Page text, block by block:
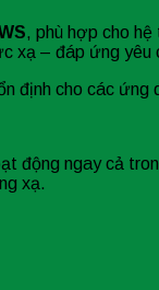
, phù hợp cho
xạ – đáp ứng yêu
định cho các ứng
động ngay cả
xạ.